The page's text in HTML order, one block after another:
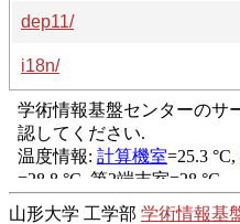
dep11/
i18n/
山形大学 工学部 学術情報基